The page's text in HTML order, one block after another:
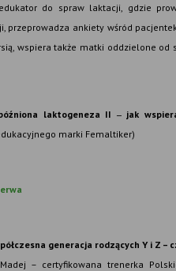
do spraw laktacji, gdzie
przeprowadza ankiety wśród
wspiera także matki oddzielone od
laktogeneza II –jak
marki Femaltiker)
generacja rodzących Y i Z –
– certyfikowana trenerka